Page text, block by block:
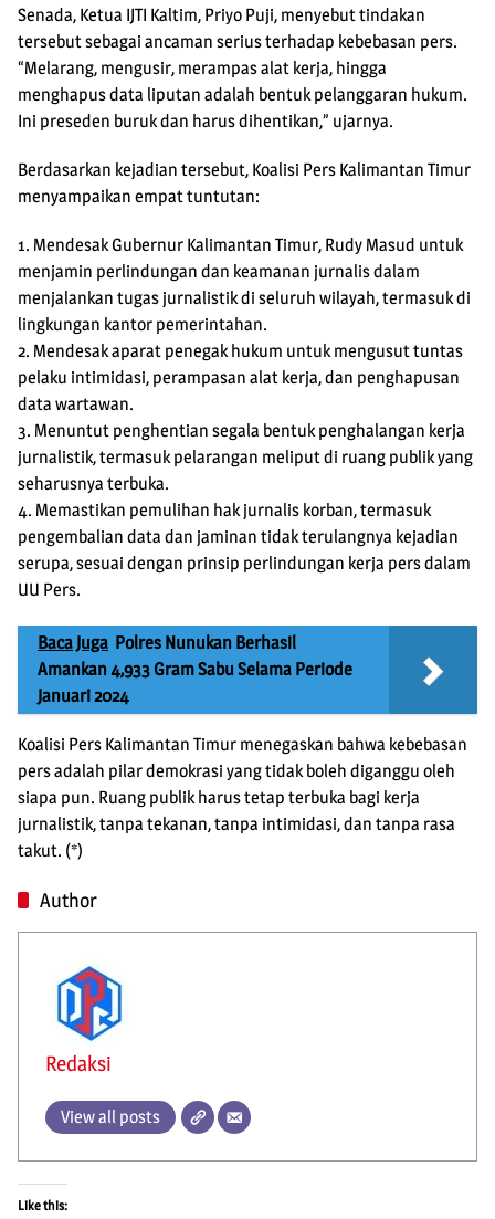
Senada, Ketua IJTI Kaltim, Priyo Puji, menyebut tindakan
tersebut sebagai ancaman serius terhadap kebebasan pers.
“Melarang, mengusir, merampas alat kerja, hingga
menghapus data liputan adalah bentuk pelanggaran hukum.
Ini preseden buruk dan harus dihentikan,” ujarnya.
Berdasarkan kejadian tersebut, Koalisi Pers Kalimantan Timur
menyampaikan empat tuntutan:
1. Mendesak Gubernur Kalimantan Timur, Rudy Masud untuk
menjamin perlindungan dan keamanan jurnalis dalam
menjalankan tugas jurnalistik di seluruh wilayah, termasuk di
lingkungan kantor pemerintahan.
2. Mendesak aparat penegak hukum untuk mengusut tuntas
pelaku intimidasi, perampasan alat kerja, dan penghapusan
data wartawan.
3. Menuntut penghentian segala bentuk penghalangan kerja
jurnalistik, termasuk pelarangan meliput di ruang publik yang
seharusnya terbuka.
4. Memastikan pemulihan hak jurnalis korban, termasuk
pengembalian data dan jaminan tidak terulangnya kejadian
serupa, sesuai dengan prinsip perlindungan kerja pers dalam
UU Pers.
Baca Juga Polres Nunukan Berhasil
Amankan 4,933 Gram Sabu Selama Periode
Januari 2024
Koalisi Pers Kalimantan Timur menegaskan bahwa kebebasan
pers adalah pilar demokrasi yang tidak boleh diganggu oleh
siapa pun. Ruang publik harus tetap terbuka bagi kerja
jurnalistik, tanpa tekanan, tanpa intimidasi, dan tanpa rasa
takut. (*)
Author
Redaksi
View all posts
Like this: